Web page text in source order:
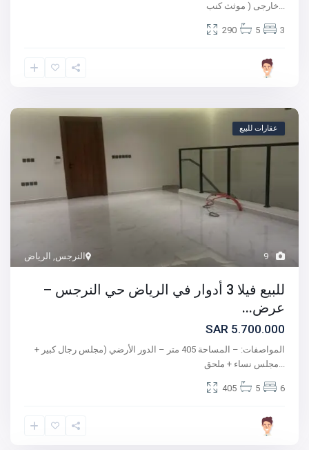
خارجى ( موثث كنب...
3
5
290
9 النرجس, الرياض
عقارات للبيع
للبيع فيلا 3 أدوار في الرياض حي النرجس –
عرض...
5.700.000 SAR
المواصفات: – المساحة 405 متر – الدور الأرضي (مجلس رجال كبير +
مجلس نساء + ملحق...
6
5
405